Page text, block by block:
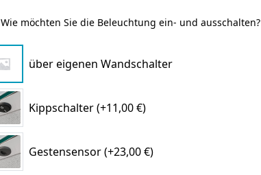
Wie möchten Sie die Beleuchtung ein- und ausschalten?
über eigenen Wandschalter
Kippschalter (+11,00 €)
Gestensensor (+23,00 €)